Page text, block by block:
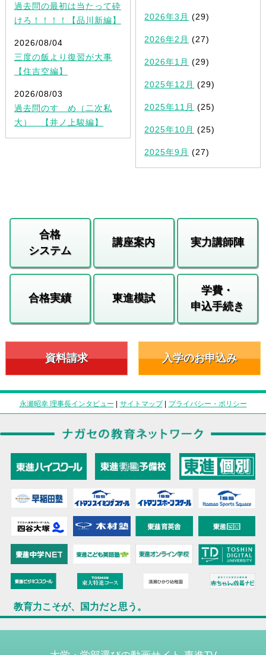
過去問の最初は当たって砕
けろ！！！！【品川新編】
2026/08/04
三度の飯より復習が大事
【住吉空編】
2026/08/03
過去問のすゝめ（二次私
大） 【井ノ上駿編】
2026年3月 (29)
2026年2月 (27)
2026年1月 (29)
2025年12月 (29)
2025年11月 (25)
2025年10月 (25)
2025年9月 (27)
合格
システム
講座案内 実力講師陣
合格実績 東進模試
学費・
申込手続き
資料請求 入学のお申込み
永瀬昭幸 理事長インタビュー | サイトマップ| プライバシー・ポリシー
教育力こそが、国力だと思う。